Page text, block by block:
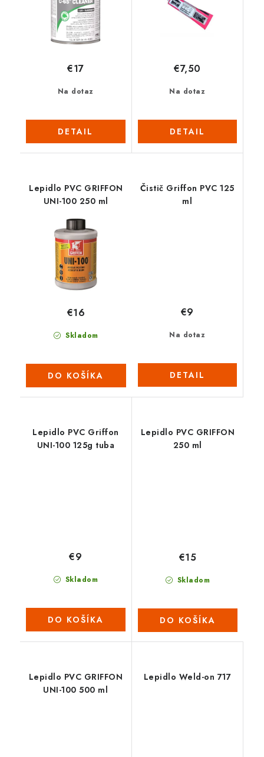
Na dotaz
€17
DETAIL
Na dotaz
€7,50
DETAIL
Lepidlo PVC GRIFFON
UNI-100 250 ml
Skladom
€16
DO KOŠÍKA
Čistič Griffon PVC 125
ml
Na dotaz
€9
DETAIL
Lepidlo PVC Griffon
UNI-100 125g tuba
Skladom
€9
DO KOŠÍKA
Lepidlo PVC GRIFFON
250 ml
Skladom
€15
DO KOŠÍKA
Lepidlo PVC GRIFFON
UNI-100 500 ml
Lepidlo Weld-on 717